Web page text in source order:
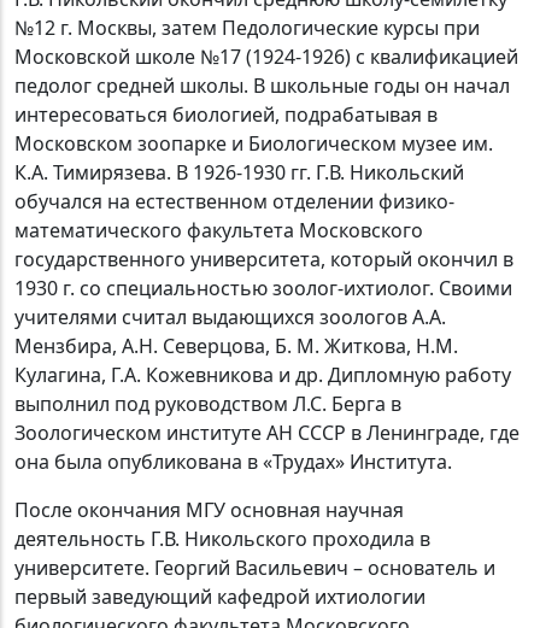
№12 г. Москвы, затем Педологические курсы при
Московской школе №17 (1924-1926) с квалификацией
педолог средней школы. В школьные годы он начал
интересоваться биологией, подрабатывая в
Московском зоопарке и Биологическом музее им.
К.А. Тимирязева. В 1926-1930 гг. Г.В. Никольский
обучался на естественном отделении физико-
математического факультета Московского
государственного университета, который окончил в
1930 г. со специальностью зоолог-ихтиолог. Своими
учителями считал выдающихся зоологов А.А.
Мензбира, А.Н. Северцова, Б. М. Житкова, Н.М.
Кулагина, Г.А. Кожевникова и др. Дипломную работу
выполнил под руководством Л.С. Берга в
Зоологическом институте АН СССР в Ленинграде, где
она была опубликована в «Трудах» Института.
После окончания МГУ основная научная
деятельность Г.В. Никольского проходила в
университете. Георгий Васильевич – основатель и
первый заведующий кафедрой ихтиологии